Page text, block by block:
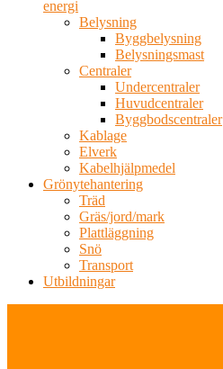
energi
Belysning
Byggbelysning
Belysningsmast
Centraler
Undercentraler
Huvudcentraler
Byggbodscentraler
Kablage
Elverk
Kabelhjälpmedel
Grönytehantering
Träd
Gräs/jord/mark
Plattläggning
Snö
Transport
Utbildningar